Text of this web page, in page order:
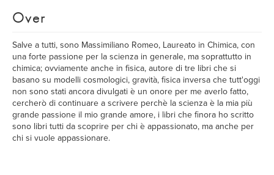
Over
Salve a tutti, sono Massimiliano Romeo, Laureato in Chimica, con
una forte passione per la scienza in generale, ma soprattutto in
chimica; ovviamente anche in fisica, autore di tre libri che si
basano su modelli cosmologici, gravità, fisica inversa che tutt'oggi
non sono stati ancora divulgati è un onore per me averlo fatto,
cercherò di continuare a scrivere perchè la scienza è la mia più
grande passione il mio grande amore, i libri che finora ho scritto
sono libri tutti da scoprire per chi è appassionato, ma anche per
chi si vuole appassionare.